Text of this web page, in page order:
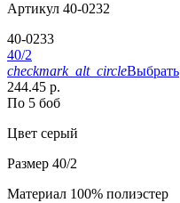
Артикул 40-0232
40-0233
40/2
checkmark_alt_circleВыбрать
244.45 р.
По 5 боб
Цвет серый
Размер 40/2
Материал 100% полиэстер